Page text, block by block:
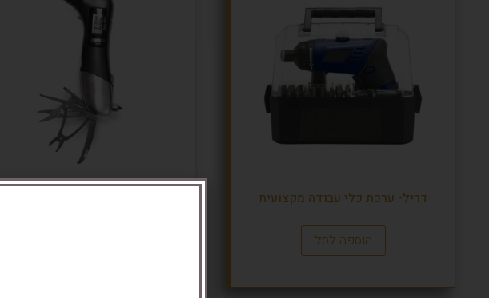
דריל- ערכת כלי עבודה מקצועית
הוספה לסל